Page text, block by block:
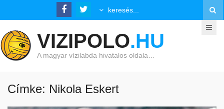
VIZIPOLO.HU
A magyar vízilabda hivatalos oldala…
Címke: Nikola Eskert